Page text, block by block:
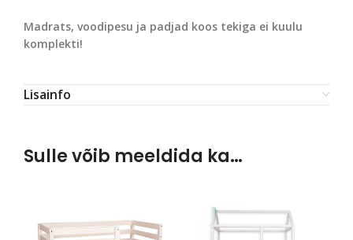
Madrats, voodipesu ja padjad koos tekiga ei kuulu
komplekti!
Lisainfo
Sulle võib meeldida ka…